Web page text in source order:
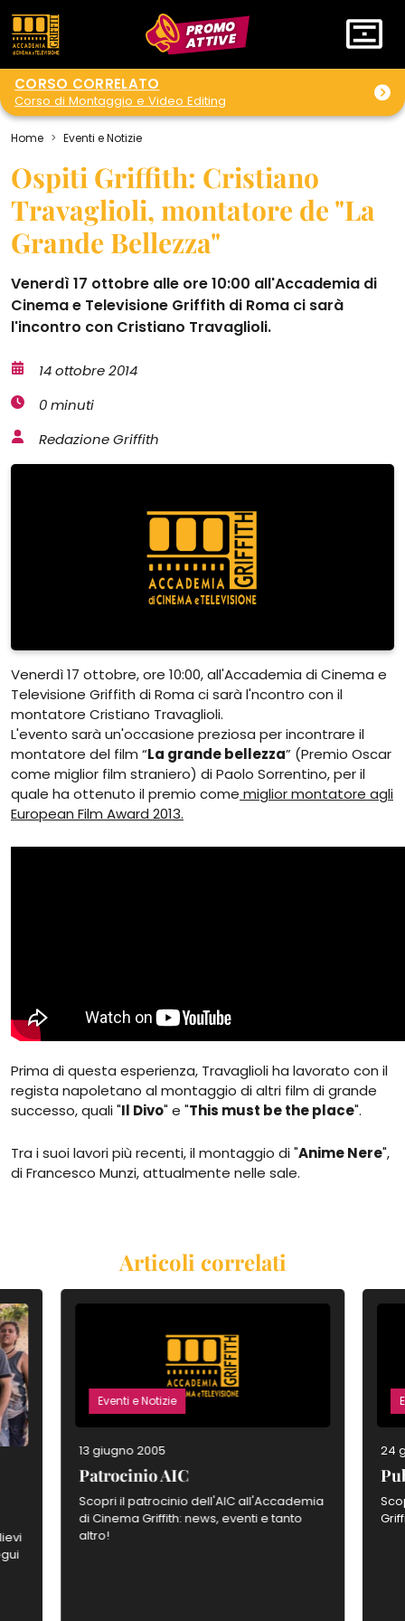
PROMO
ATTIVE
CORSO CORRELATO
Corso di Montaggio e Video Editing
Home Eventi e Notizie
Ospiti Griffith: Cristiano
Travaglioli, montatore de "La
Grande Bellezza"
Venerdì 17 ottobre alle ore 10:00 all'Accademia di
Cinema e Televisione Griffith di Roma ci sarà
l'incontro con Cristiano Travaglioli.
14 ottobre 2014
0 minuti
Redazione Griffith
Venerdì 17 ottobre, ore 10:00, all'Accademia di Cinema e
Televisione Griffith di Roma ci sarà l'ncontro con il
montatore Cristiano Travaglioli.
L'evento sarà un'occasione preziosa per incontrare il
montatore del film “La grande bellezza” (Premio Oscar
come miglior film straniero) di Paolo Sorrentino, per il
quale ha ottenuto il premio come miglior montatore agli
European Film Award 2013.
Prima di questa esperienza, Travaglioli ha lavorato con il
regista napoletano al montaggio di altri film di grande
successo, quali "Il Divo" e "This must be the place".
Tra i suoi lavori più recenti, il montaggio di "Anime Nere",
di Francesco Munzi, attualmente nelle sale.
Articoli correlati
Eventi e Notizie
13 giugno 2005
Patrocinio AIC
Scopri il patrocinio dell'AIC all'Accademia
di Cinema Griffith: news, eventi e tanto
altro!
24